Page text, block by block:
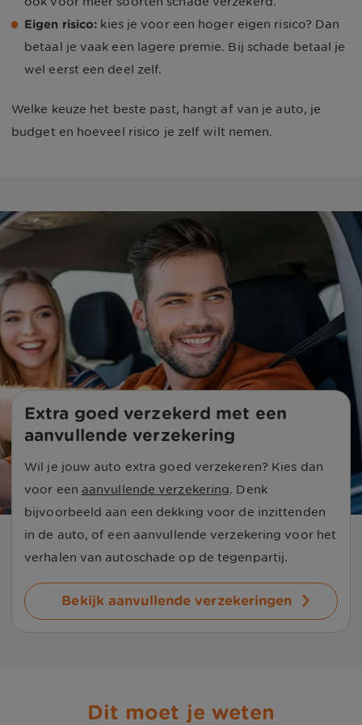
Eigen risico: kies je voor een hoger eigen risico? Dan
betaal je vaak een lagere premie. Bij schade betaal je
wel eerst een deel zelf.
Welke keuze het beste past, hangt af van je auto, je
budget en hoeveel risico je zelf wilt nemen.
Extra goed verzekerd met een
aanvullende verzekering
Wil je jouw auto extra goed verzekeren? Kies dan
voor een aanvullende verzekering. Denk
bijvoorbeeld aan een dekking voor de inzittenden
in de auto, of een aanvullende verzekering voor het
verhalen van autoschade op de tegenpartij.
Bekijk aanvullende verzekeringen
Dit moet je weten